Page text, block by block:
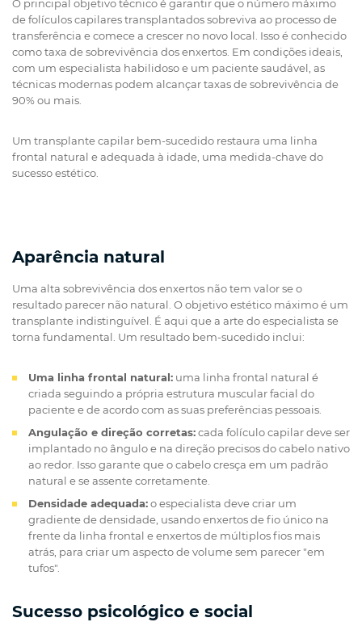
O principal objetivo técnico é garantir que o número máximo
de folículos capilares transplantados sobreviva ao processo de
transferência e comece a crescer no novo local. Isso é conhecido
como taxa de sobrevivência dos enxertos. Em condições ideais,
com um especialista habilidoso e um paciente saudável, as
técnicas modernas podem alcançar taxas de sobrevivência de
90% ou mais.
Um transplante capilar bem-sucedido restaura uma linha
frontal natural e adequada à idade, uma medida-chave do
sucesso estético.
Aparência natural
Uma alta sobrevivência dos enxertos não tem valor se o
resultado parecer não natural. O objetivo estético máximo é um
transplante indistinguível. É aqui que a arte do especialista se
torna fundamental. Um resultado bem-sucedido inclui:
Uma linha frontal natural: uma linha frontal natural é
criada seguindo a própria estrutura muscular facial do
paciente e de acordo com as suas preferências pessoais.
Angulação e direção corretas:cada folículo capilar deve ser
implantado no ângulo e na direção precisos do cabelo nativo
ao redor. Isso garante que o cabelo cresça em um padrão
natural e se assente corretamente.
Densidade adequada:o especialista deve criar um
gradiente de densidade, usando enxertos de fio único na
frente da linha frontal e enxertos de múltiplos fios mais
atrás, para criar um aspecto de volume sem parecer "em
tufos".
Sucesso psicológico e social